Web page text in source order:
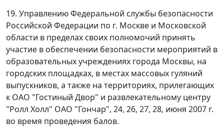
19. Управлению Федеральной службы безопасности
Российской Федерации по г. Москве и Московской
области в пределах своих полномочий принять
участие в обеспечении безопасности мероприятий в
образовательных учреждениях города Москвы, на
городских площадках, в местах массовых гуляний
выпускников, а также на территориях, прилегающих
к ОАО "Гостиный Двор" и развлекательному центру
"Ролл Холл" ОАО "Гончар", 24, 26, 27, 28, июня 2007 г.
во время проведения балов.